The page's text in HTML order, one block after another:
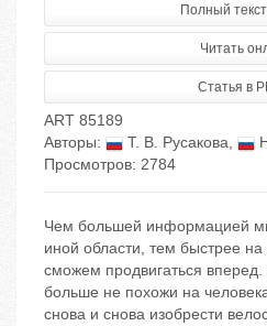
Полный
Читать
Статья в
ART 85189
Авторы:
Т. В. Русакова,
Просмотров: 2784
Чем большей информацией
иной области, тем быстрее
сможем продвигаться
больше не похожи на
снова и снова изобрести